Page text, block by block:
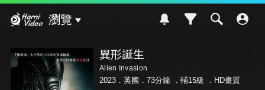
瀏覽
異形誕生
Alien Invasion
2023．英國．73分鐘 ． 輔15級 ．HD畫質